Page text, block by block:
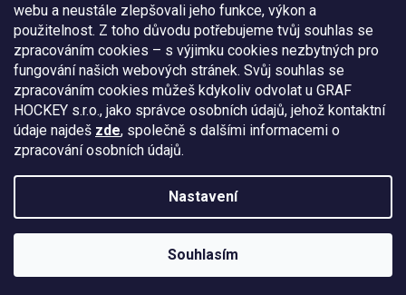
webu a neustále zlepšovali jeho funkce, výkon a
použitelnost. Z toho důvodu potřebujeme tvůj souhlas se
zpracováním cookies – s výjimku cookies nezbytných pro
fungování našich webových stránek. Svůj souhlas se
zpracováním cookies můžeš kdykoliv odvolat u GRAF
HOCKEY s.r.o., jako správce osobních údajů, jehož kontaktní
údaje najdeš zde, společně s dalšími informacemi o
zpracování osobních údajů.
Nastavení
Souhlasím
SLEDUJ NÁS
nastavení cookies